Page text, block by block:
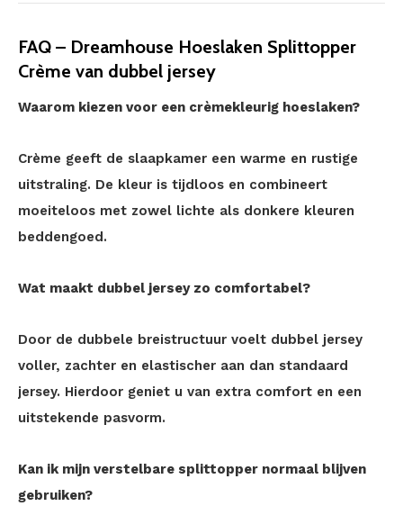
FAQ – Dreamhouse Hoeslaken Splittopper
Crème van dubbel jersey
Waarom kiezen voor een crèmekleurig hoeslaken?
Crème geeft de slaapkamer een warme en rustige
uitstraling. De kleur is tijdloos en combineert
moeiteloos met zowel lichte als donkere kleuren
beddengoed.
Wat maakt dubbel jersey zo comfortabel?
Door de dubbele breistructuur voelt dubbel jersey
voller, zachter en elastischer aan dan standaard
jersey. Hierdoor geniet u van extra comfort en een
uitstekende pasvorm.
Kan ik mijn verstelbare splittopper normaal blijven
gebruiken?